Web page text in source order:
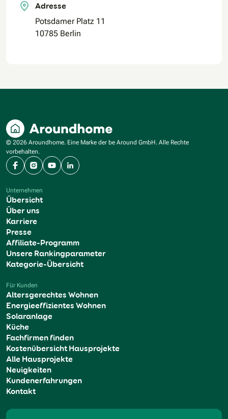
Adresse
Potsdamer Platz 11
10785 Berlin
© 2026 Aroundhome. Eine Marke der be Around GmbH. Alle Rechte
vorbehalten.
FacebookInstagram
YouTubeLinkedIn
Unternehmen
Übersicht
Über uns
Karriere
Presse
Affiliate-Programm
Unsere Rankingparameter
Kategorie-Übersicht
Für Kunden
Altersgerechtes Wohnen
Energieeffizientes Wohnen
Solaranlage
Küche
Fachfirmen finden
Kostenübersicht Hausprojekte
Alle Hausprojekte
Neuigkeiten
Kundenerfahrungen
Kontakt